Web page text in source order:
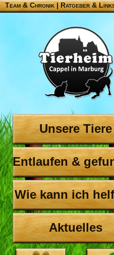
Team & Chronik |Ratgeber &
Unsere Tiere
Entlaufen &
Wie kann ich
Aktuelles